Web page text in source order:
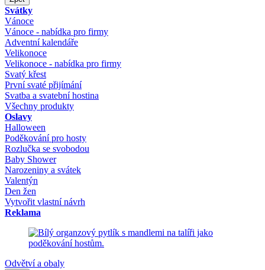
Svátky
Vánoce
Vánoce - nabídka pro firmy
Adventní kalendáře
Velikonoce
Velikonoce - nabídka pro firmy
Svatý křest
První svaté přijímání
Svatba a svatební hostina
Všechny produkty
Oslavy
Halloween
Poděkování pro hosty
Rozlučka se svobodou
Baby Shower
Narozeniny a svátek
Valentýn
Den žen
Vytvořit vlastní návrh
Reklama
Odvětví a obaly